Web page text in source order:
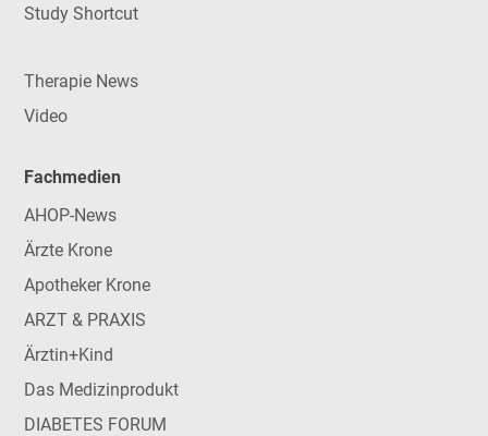
Study Shortcut
Therapie News
Video
Fachmedien
AHOP-News
Ärzte Krone
Apotheker Krone
ARZT & PRAXIS
Ärztin+Kind
Das Medizinprodukt
DIABETES FORUM